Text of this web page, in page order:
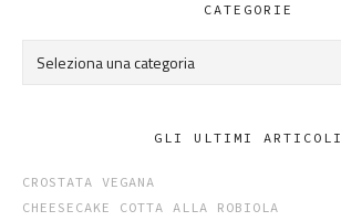
CATEGORIE
GLI ULTIMI ARTICOLI
CROSTATA VEGANA
CHEESECAKE COTTA ALLA ROBIOLA